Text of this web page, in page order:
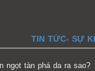
TIN TỨC- SỰ
ngọt tàn phá da ra sao?